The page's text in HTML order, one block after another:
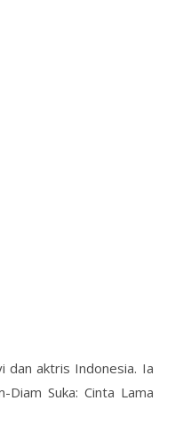
dan aktris Indonesia. Ia
Suka: Cinta Lama